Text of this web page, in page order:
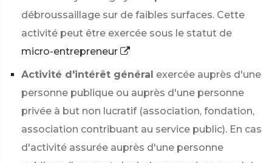
débroussaillage sur de faibles surfaces. Cette
activité peut être exercée sous le statut de
micro-entrepreneur
Activité d'intérêt général exercée auprès d'une
personne publique ou auprès d'une personne
privée à but non lucratif (association, fondation,
association contribuant au service public). En cas
d'activité assurée auprès d'une personne